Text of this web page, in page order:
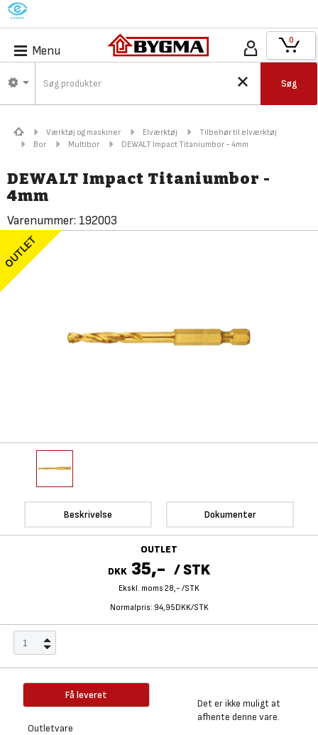
M
Menu
Søg
0
Værktøj og maskiner Elværktøj
Tilbehør til elværktøj
Bor
Multibor DEWALT Impact Titaniumbor - 4mm
DEWALT Impact Titaniumbor -
4mm
Varenummer: 192003
Beskrivelse Dokumenter
OUTLET
DKK 35,- /STK
Ekskl. moms 28,- /STK
Normalpris: 94,95DKK/STK
Få leveret
Outletvare
Det er ikke muligt at
afhente denne vare.